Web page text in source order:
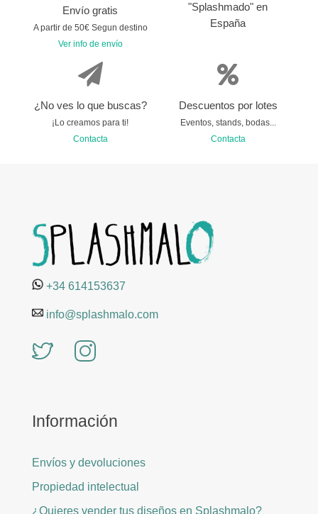
Envío gratis
A partir de 50€ Segun destino
Ver info de envío
"Splashmado" en
España
¿No ves lo que buscas?
¡Lo creamos para ti!
Contacta
Descuentos por lotes
Eventos, stands, bodas...
Contacta
+34 614153637
info@splashmalo.com
Información
Envíos y devoluciones
Propiedad intelectual
¿Quieres vender tus diseños en Splashmalo?